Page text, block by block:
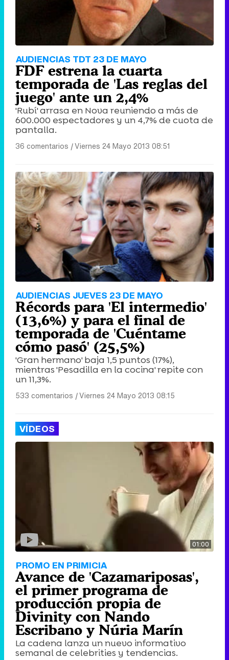
AUDIENCIAS TDT 23 DE MAYO
FDF estrena la cuarta
temporada de 'Las reglas del
juego' ante un 2,4%
'Rubí' arrasa en Nova reuniendo a más de
600.000 espectadores y un 4,7% de cuota de
pantalla.
36 comentarios |Viernes 24 Mayo 2013 08:51
AUDIENCIAS JUEVES 23 DE MAYO
Récords para 'El intermedio'
(13,6%) y para el final de
temporada de 'Cuéntame
cómo pasó' (25,5%)
'Gran hermano' baja 1,5 puntos (17%),
mientras 'Pesadilla en la cocina' repite con
un 11,3%.
533 comentarios |Viernes 24 Mayo 2013 08:15
VÍDEOS
01:00
PROMO EN PRIMICIA
Avance de 'Cazamariposas',
el primer programa de
producción propia de
Divinity con Nando
Escribano y Núria Marín
La cadena lanza un nuevo informativo
semanal de celebrities y tendencias.